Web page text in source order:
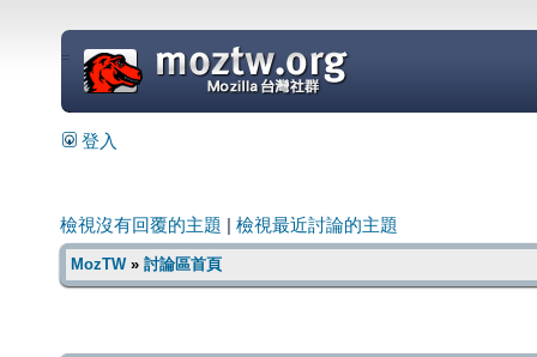
=
登入
檢視沒有回覆的主題 檢視最近討論的主題
MozTW» 討論區首頁